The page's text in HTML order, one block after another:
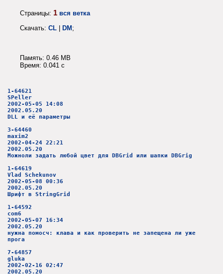
Страницы: 1 вся ветка
Скачать: CL | DM;
Память: 0.46 MB
Время: 0.041 c
1-64621
SPeller
2002-05-05 14:08
2002.05.20
DLL и её параметры
3-64460
maxim2
2002-04-24 22:21
2002.05.20
Можноли задать любой цвет для DBGrid или шапки DBGrig
1-64619
Vlad Schekunov
2002-05-08 00:36
2002.05.20
Шрифт в StringGrid
1-64592
com6
2002-05-07 16:34
2002.05.20
нужна помосч: клава и как проверить не запещена ли уже
прога
7-64857
gluka
2002-02-16 02:47
2002.05.20